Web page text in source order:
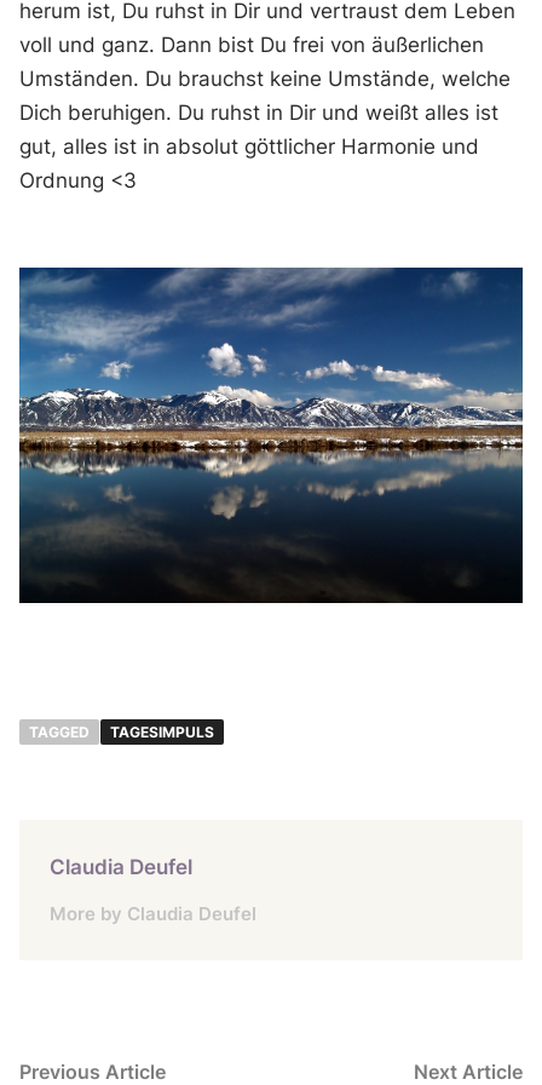
herum ist, Du ruhst in Dir und vertraust dem Leben
voll und ganz. Dann bist Du frei von äußerlichen
Umständen. Du brauchst keine Umstände, welche
Dich beruhigen. Du ruhst in Dir und weißt alles ist
gut, alles ist in absolut göttlicher Harmonie und
Ordnung <3
TAGGED TAGESIMPULS
Claudia Deufel
More by Claudia Deufel
Beitragsnavigation
Previous ArticlePrevious Next Article